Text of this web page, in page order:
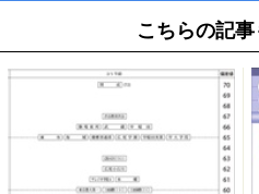
こちらの記